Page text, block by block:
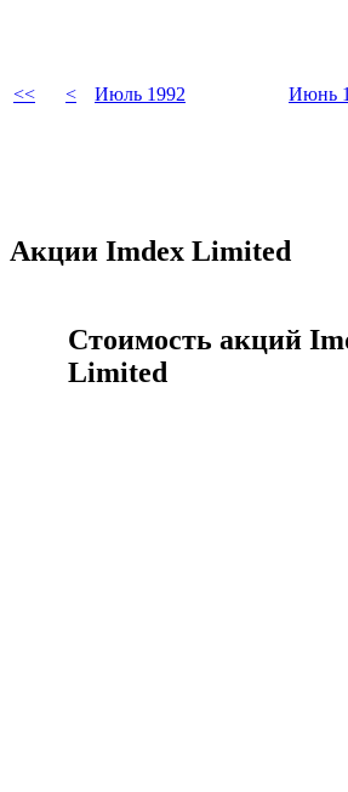
<< < Июль 1992 Июнь
Акции Imdex Limited
Стоимость акций
Limited